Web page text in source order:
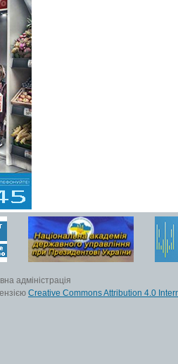
адміністрація
Creative Commons Attribution 4.0